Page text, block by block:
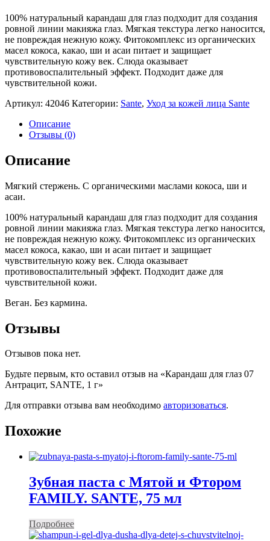
100% натуральный карандаш для глаз подходит для создания
ровной линии макияжа глаз. Мягкая текстура легко наносится,
не повреждая нежную кожу. Фитокомплекс из органических
масел кокоса, какао, ши и асаи питает и защищает
чувствительную кожу век. Слюда оказывает
противовоспалительный эффект. Подходит даже для
чувствительной кожи.
Артикул: 42046 Категории: Sante, Уход за кожей лица Sante
Описание
Отзывы (0)
Описание
Мягкий стержень. С органическими маслами кокоса, ши и
асаи.
100% натуральный карандаш для глаз подходит для создания
ровной линии макияжа глаз. Мягкая текстура легко наносится,
не повреждая нежную кожу. Фитокомплекс из органических
масел кокоса, какао, ши и асаи питает и защищает
чувствительную кожу век. Слюда оказывает
противовоспалительный эффект. Подходит даже для
чувствительной кожи.
Веган. Без кармина.
Отзывы
Отзывов пока нет.
Будьте первым, кто оставил отзыв на «Карандаш для глаз 07
Антрацит, SANTE, 1 г»
Для отправки отзыва вам необходимо авторизоваться.
Похожие
Зубная паста с Мятой и Фтором
FAMILY. SANTE, 75 мл
Подробнее